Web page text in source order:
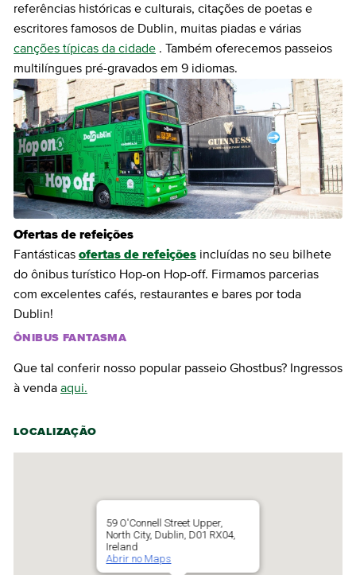
referências históricas e culturais, citações de poetas e
escritores famosos de Dublin, muitas piadas e várias
canções típicas da cidade . Também oferecemos passeios
multilíngues pré-gravados em 9 idiomas.
Ofertas de refeições
Fantásticas ofertas de refeições incluídas no seu bilhete
do ônibus turístico Hop-on Hop-off. Firmamos parcerias
com excelentes cafés, restaurantes e bares por toda
Dublin!
ÔNIBUS FANTASMA
Que tal conferir nosso popular passeio Ghostbus? Ingressos
à venda aqui.
LOCALIZAÇÃO
59 O'Connell Street Upper,
North City, Dublin, D01 RX04,
Ireland
Abrir no Maps